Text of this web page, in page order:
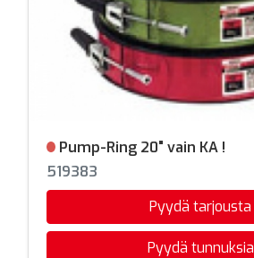
Ei varastossa
Pump-Ring 20" vain KA !
519383
Pyydä tarjousta
Pyydä tunnuksia